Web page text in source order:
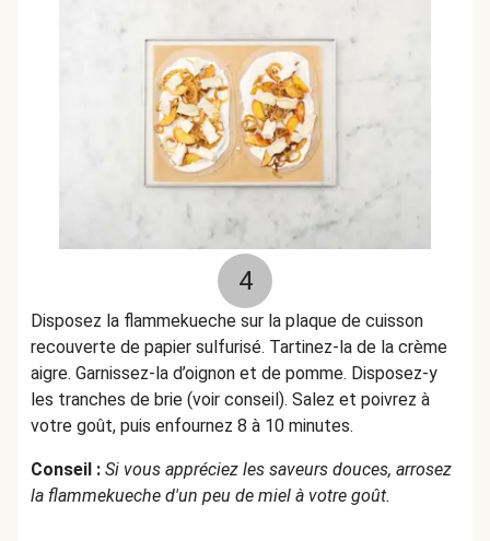
4
Disposez la flammekueche sur la plaque de cuisson
recouverte de papier sulfurisé. Tartinez-la de la crème
aigre. Garnissez-la d’oignon et de pomme. Disposez-y
les tranches de brie (voir conseil). Salez et poivrez à
votre goût, puis enfournez 8 à 10 minutes.
Conseil : Si vous appréciez les saveurs douces, arrosez
la flammekueche d'un peu de miel à votre goût.